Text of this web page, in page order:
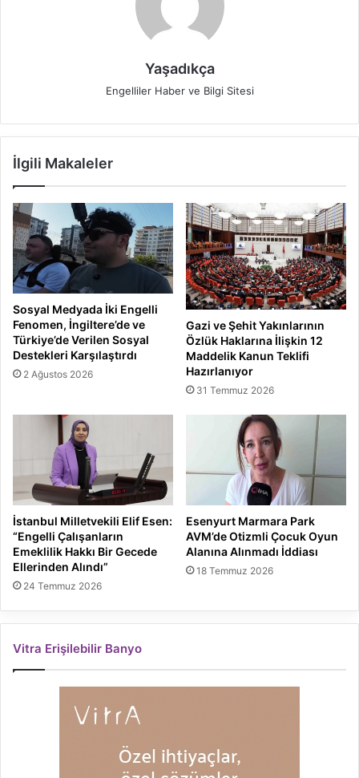
Yaşadıkça
Engelliler Haber ve Bilgi Sitesi
İlgili Makaleler
Sosyal Medyada İki Engelli
Fenomen, İngiltere’de ve
Türkiye’de Verilen Sosyal
Destekleri Karşılaştırdı
2 Ağustos 2026
Gazi ve Şehit Yakınlarının
Özlük Haklarına İlişkin 12
Maddelik Kanun Teklifi
Hazırlanıyor
31 Temmuz 2026
İstanbul Milletvekili Elif Esen:
“Engelli Çalışanların
Emeklilik Hakkı Bir Gecede
Ellerinden Alındı”
24 Temmuz 2026
Esenyurt Marmara Park
AVM’de Otizmli Çocuk Oyun
Alanına Alınmadı İddiası
18 Temmuz 2026
Vitra Erişilebilir Banyo